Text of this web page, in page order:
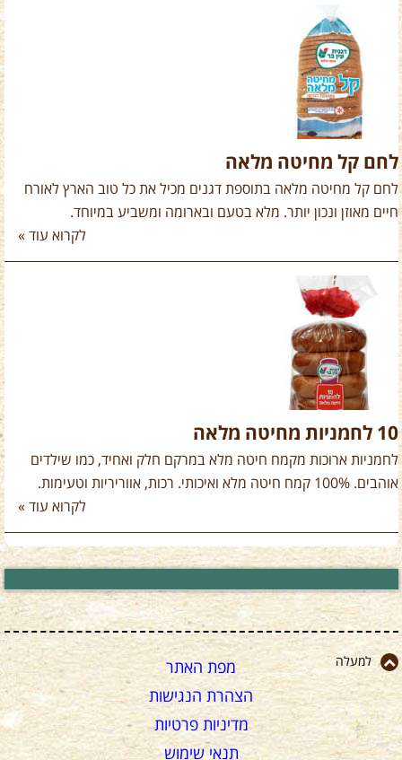
לחם קל מחיטה מלאה
לחם קל מחיטה מלאה בתוספת דגנים מכיל את כל טוב הארץ לאורח
חיים מאוזן ונכון יותר. מלא בטעם ובארומה ומשביע במיוחד.
לקרוא עוד »
10 לחמניות מחיטה מלאה
לחמניות ארוכות מקמח חיטה מלא במרקם חלק ואחיד, כמו שילדים
אוהבים. 100% קמח חיטה מלא ואיכותי. רכות, אווריריות וטעימות.
לקרוא עוד »
למעלה
מפת האתר
הצהרת הנגישות
מדיניות פרטיות
תנאי שימוש